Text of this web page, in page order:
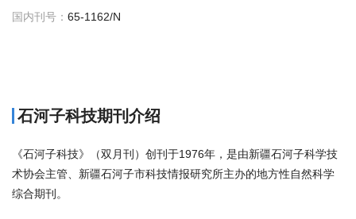
国内刊号： 65-1162/N
石河子科技期刊介绍
《石河子科技》（双月刊）创刊于1976年，是由新疆石河子科学技
术协会主管、新疆石河子市科技情报研究所主办的地方性自然科学
综合期刊。